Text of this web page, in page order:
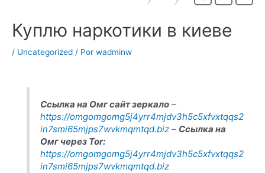
Куплю наркотики в киеве
/ Uncategorized / Por wadminw
Ссылка на Омг сайт зеркало –
https://omgomgomg5j4yrr4mjdv3h5c5xfvxtqqs2
in7smi65mjps7wvkmqmtqd.biz – Ссылка на
Омг через Tor:
https://omgomgomg5j4yrr4mjdv3h5c5xfvxtqqs2
in7smi65mjps7wvkmqmtqd.biz